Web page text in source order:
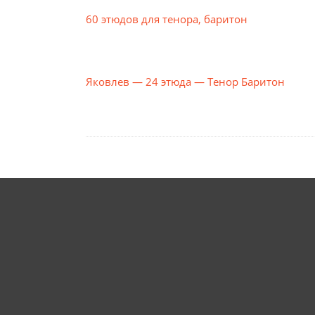
60 этюдов для тенора, баритон
Яковлев — 24 этюда — Тенор Баритон